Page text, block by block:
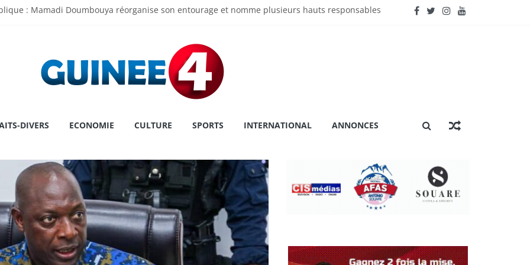
: Mamadi Doumbouya réorganise son entourage et nomme plusieurs hauts responsables
Touré au MATD : « Je viens pour écouter, travailler et servir la Nation »
DIVERS ECONOMIE CULTURE SPORTS INTERNATIONAL ANNONCES